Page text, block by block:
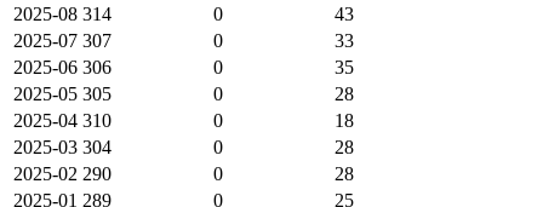
2025-08 314 0
43
2025-07 307 0
33
2025-06 306 0
35
2025-05 305 0
28
2025-04 310 0
18
2025-03 304 0
28
2025-02 290 0
28
2025-01 289 0
25